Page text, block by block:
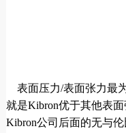
表面压力/表面张力最
就是Kibron优于其他表
Kibron公司后面的无与